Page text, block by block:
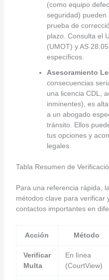
(como equipo
seguridad) pueden
prueba de
plazo. Consulta el
(UMOT) y AS
específicos.
Asesoramiento
consecuencias
una licencia CDL,
inminentes), es
a un abogado
tránsito. Ellos
tus opciones y
legales.
Tabla Resumen de
Para una referencia rápida,
métodos clave para verificar
contactos importantes en
Acción Método
Verificar
Multa
En línea
(CourtView)